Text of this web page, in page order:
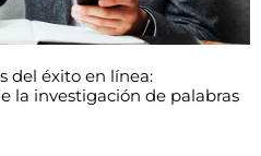
del éxito en línea:
la investigación de palabras